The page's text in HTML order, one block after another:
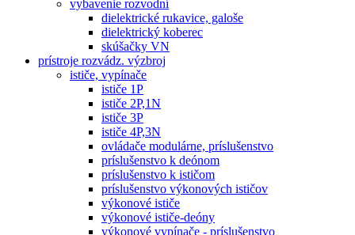
vybavenie rozvodní
dielektrické rukavice, galoše
dielektrický koberec
skúšačky VN
prístroje rozvádz. výzbroj
ističe, vypínače
ističe 1P
ističe 2P,1N
ističe 3P
ističe 4P,3N
ovládače modulárne, príslušenstvo
príslušenstvo k deónom
príslušenstvo k ističom
príslušenstvo výkonových ističov
výkonové ističe
výkonové ističe-deóny
výkonové vypínače - príslušenstvo